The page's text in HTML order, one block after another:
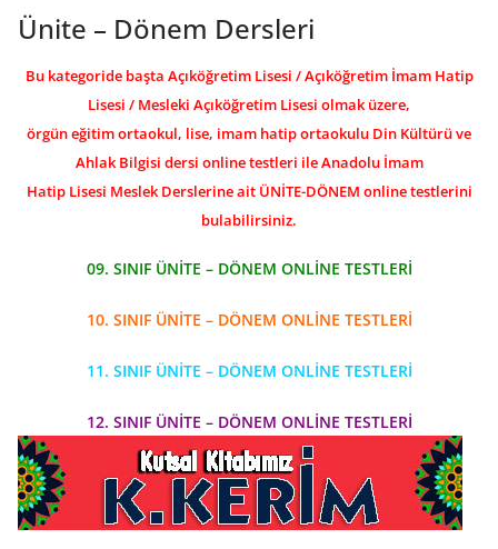
Ünite – Dönem Dersleri
Bu kategoride başta Açıköğretim Lisesi / Açıköğretim İmam Hatip
Lisesi / Mesleki Açıköğretim Lisesi olmak üzere,
örgün eğitim ortaokul, lise, imam hatip ortaokulu Din Kültürü ve
Ahlak Bilgisi dersi online testleri ile Anadolu İmam
Hatip Lisesi Meslek Derslerine ait ÜNİTE-DÖNEM online testlerini
bulabilirsiniz.
09. SINIF ÜNİTE – DÖNEM ONLİNE TESTLERİ
10. SINIF ÜNİTE – DÖNEM ONLİNE TESTLERİ
11. SINIF ÜNİTE – DÖNEM ONLİNE TESTLERİ
12. SINIF ÜNİTE – DÖNEM ONLİNE TESTLERİ